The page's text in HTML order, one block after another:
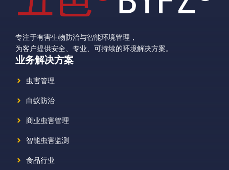
专注于有害生物防治与智能环境管理，
为客户提供安全、专业、可持续的环境解决方案。
业务解决方案
虫害管理
白蚁防治
商业虫害管理
智能虫害监测
食品行业